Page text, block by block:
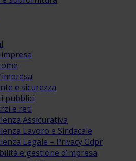
e sicurezza
pubblici
e reti
Assicurativa
Lavoro e Sindacale
Legale – Privacy Gdpr
e gestione d’impresa